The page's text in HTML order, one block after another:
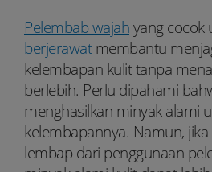
Pelembab wajahyang cocok
berjerawatmembantu
kelembapan kulit tanpa
berlebih. Perlu dipahami
menghasilkan minyak alami
kelembapannya. Namun,
lembap dari penggunaan